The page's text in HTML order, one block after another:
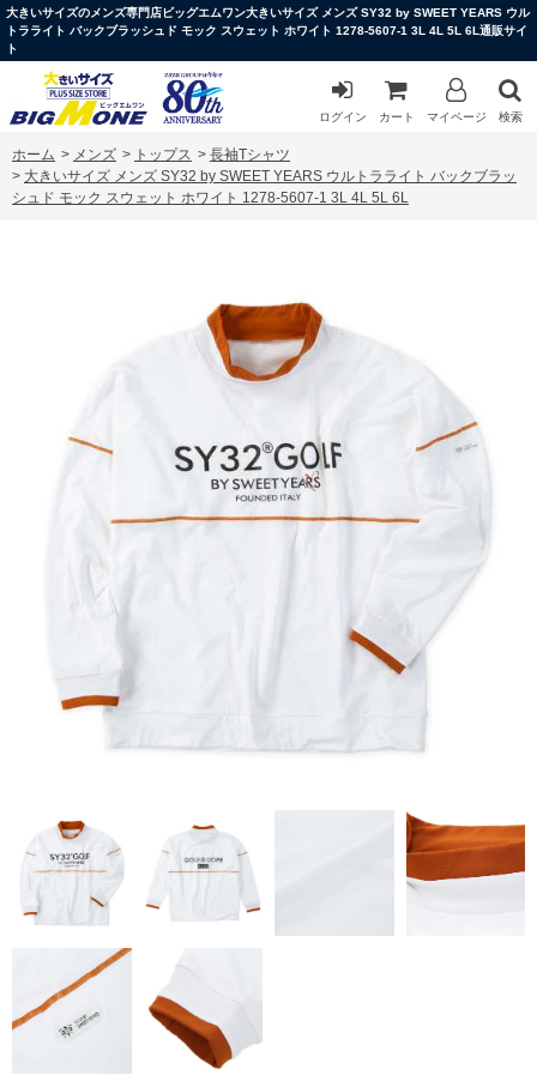
大きいサイズのメンズ専門店ビッグエムワン大きいサイズ メンズ SY32 by SWEET YEARS ウル
トラライト バックブラッシュド モック スウェット ホワイト 1278-5607-1 3L 4L 5L 6L通販サイ
ト
ログイン カート マイページ 検索
ホーム > メンズ > トップス > 長袖Tシャツ
> 大きいサイズ メンズ SY32 by SWEET YEARS ウルトラライト バックブラッ
シュド モック スウェット ホワイト 1278-5607-1 3L 4L 5L 6L